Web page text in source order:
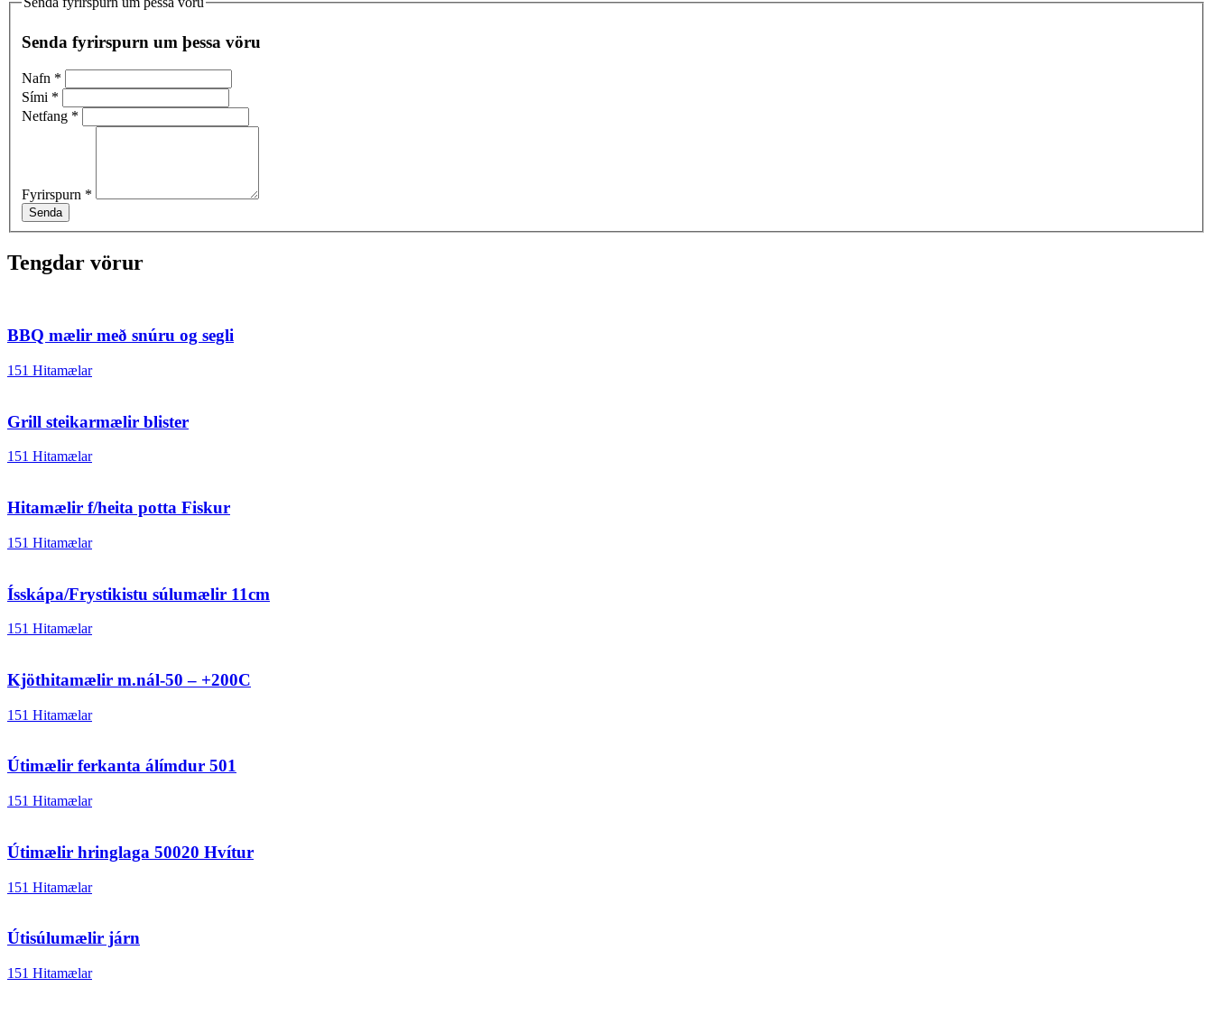
Senda fyrirspurn um þessa vöru
Nafn *
Sími *
Netfang *
Fyrirspurn *
Senda
Tengdar vörur
BBQ mælir með snúru og segli
151 Hitamælar
Grill steikarmælir blister
151 Hitamælar
Hitamælir f/heita potta Fiskur
151 Hitamælar
Ísskápa/Frystikistu súlumælir 11cm
151 Hitamælar
Kjöthitamælir m.nál-50 – +200C
151 Hitamælar
Útimælir ferkanta álímdur 501
151 Hitamælar
Útimælir hringlaga 50020 Hvítur
151 Hitamælar
Útisúlumælir járn
151 Hitamælar